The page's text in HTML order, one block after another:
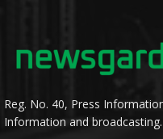
Reg. No. 40, Press
Information and broadcasting.